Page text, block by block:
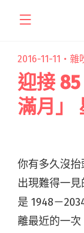
2016-11-11・ 雜
迎接
滿月」
你有多久沒
出現難得一
是 1948－
離最近的一